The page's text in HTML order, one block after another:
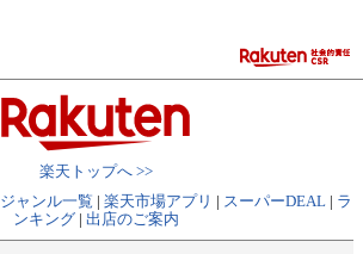
楽天トップへ >>
ジャンル一覧 | 楽天市場アプリ | スーパーDEAL | ラ
ンキング| 出店のご案内